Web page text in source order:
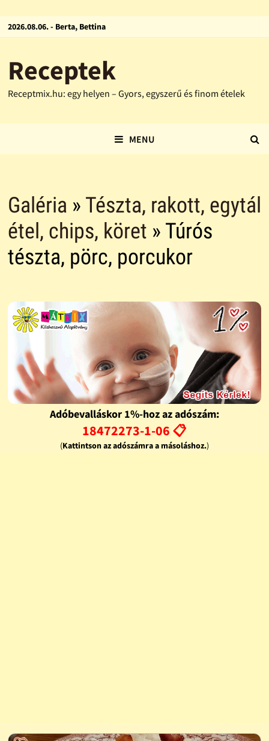
2026.08.06. - Berta, Bettina
Receptek
Receptmix.hu: egy helyen – Gyors, egyszerű és finom ételek
MENU
Galéria » Tészta, rakott, egytál
étel, chips, köret » Túrós
tészta, pörc, porcukor
Adóbevalláskor 1%-hoz az adószám:
18472273-1-06 📋
(Kattintson az adószámra a másoláshoz.)